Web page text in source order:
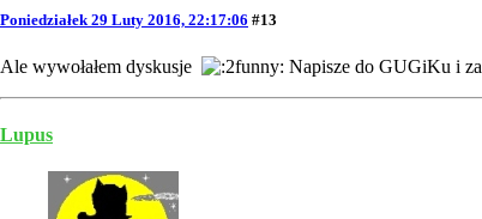
Poniedziałek 29 Luty 2016, 22:17:06 #13
Ale wywołałem dyskusje Napisze do GUGiKu i
Lupus